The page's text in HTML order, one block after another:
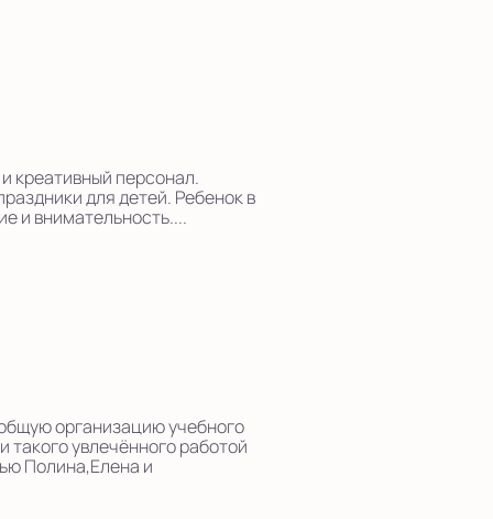
креативный персонал.
для детей. Ребенок в
и внимательность....
организацию учебного
увлечённого работой
Полина,Елена и